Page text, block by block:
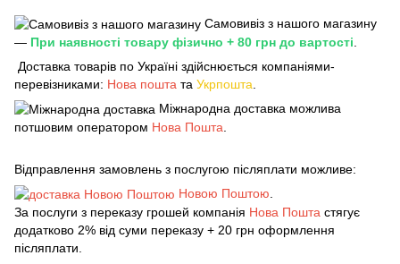
Самовивіз з нашого магазину
— При наявності товару фізично + 80 грн до вартості
Доставка товарів по Україні здійснюється компаніями-
перевізниками: Нова пошта та Укрпошта
Міжнародна доставка можлива
потшовим оператором Нова Пошта
Відправлення замовлень з послугою післяплати можливе:
Новою Поштою
За послуги з переказу грошей компанія Нова Пошта стягує
додатково 2% від суми переказу + 20 грн оформлення
післяплати.